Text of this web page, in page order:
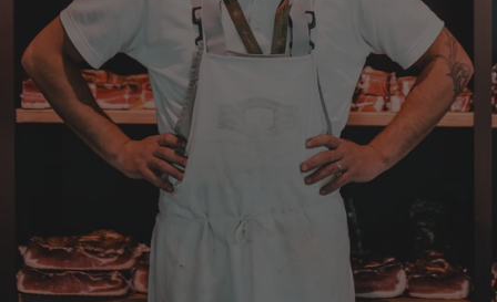
Pakete die an Privatadressen gesandt
werden meistens zu Abholstationen. Es hat
mir Mühe gekostet das Paket wenigstens an
die Haustüre abgestellt zu bekommen. Bei
eventueller Wiederbestellung werde ich Sie
ersuchen , die Post in Anspruch zu nehmen.
Da wäre ich auch bereit die Transportkosten
zu tragen. Mit freundlichen Grüßen Jörg
4.8.2026
Markus
Verifizierter Kunde
Hervorragende Qualität mit Geschmack